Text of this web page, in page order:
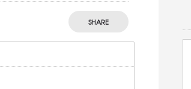
SHARE